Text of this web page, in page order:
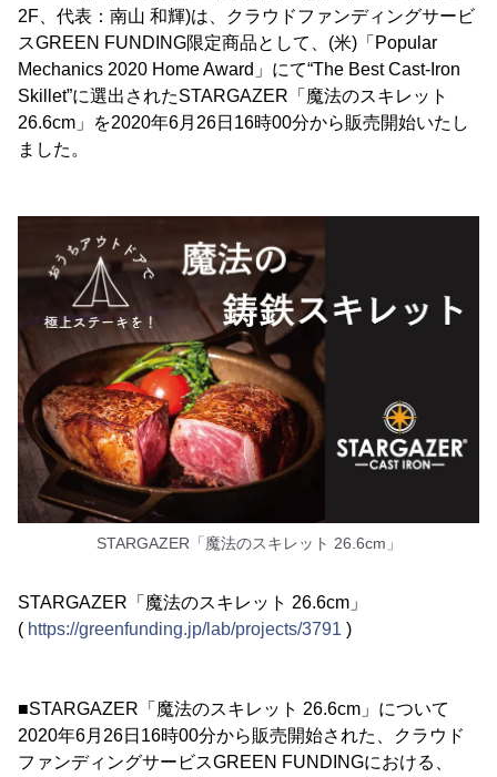
2F、代表：南山 和輝)は、クラウドファンディングサービ
スGREEN FUNDING限定商品として、(米)「Popular
Mechanics 2020 Home Award」にて“The Best Cast-Iron
Skillet”に選出されたSTARGAZER「魔法のスキレット
26.6cm」を2020年6月26日16時00分から販売開始いたし
ました。
STARGAZER「魔法のスキレット 26.6cm」
STARGAZER「魔法のスキレット 26.6cm」
( https://greenfunding.jp/lab/projects/3791 )
■STARGAZER「魔法のスキレット 26.6cm」について
2020年6月26日16時00分から販売開始された、クラウド
ファンディングサービスGREEN FUNDINGにおける、